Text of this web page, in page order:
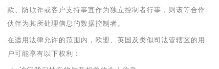
款、防欺诈或客户支持事宜作为独立控制者行事，则该等合作
伙伴为其所处理信息的数据控制者。
在适用法律允许的范围内，欧盟、英国及类似司法管辖区的用
户可能享有以下权利：